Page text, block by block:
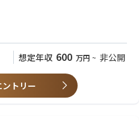
拠点のみ入社後1～2年目に研修の一
います。
シティを考慮して、最適な生産戦略を
とのアライアンス担当職場と連携し
をリードします。
する業務毎に活動します。入社時
きる交渉能力
翻訳する機会があります
想定年収 600 万円 ~ 非公開
トリー